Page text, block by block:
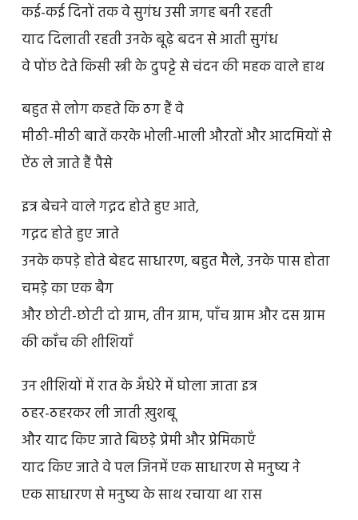
कई-कई दिनों तक वे सुगंध उसी जगह बनी रहती
याद दिलाती रहती उनके बूढ़े बदन से आती सुगंध
वे पोंछ देते किसी स्त्री के दुपट्टे से चंदन की महक वाले हाथ
बहुत से लोग कहते कि ठग हैं वे
मीठी-मीठी बातें करके भोली-भाली औरतों और आदमियों से
ऐंठ ले जाते हैं पैसे
इत्र बेचने वाले गद्गद होते हुए आते,
गद्गद होते हुए जाते
उनके कपड़े होते बेहद साधारण, बहुत मैले, उनके पास होता
चमड़े का एक बैग
और छोटी-छोटी दो ग्राम, तीन ग्राम, पाँच ग्राम और दस ग्राम
की काँच की शीशियाँ
उन शीशियों में रात के अँधेरे में घोला जाता इत्र
ठहर-ठहरकर ली जाती ख़ुशबू
और याद किए जाते बिछड़े प्रेमी और प्रेमिकाएँ
याद किए जाते वे पल जिनमें एक साधारण से मनुष्य ने
एक साधारण से मनुष्य के साथ रचाया था रास